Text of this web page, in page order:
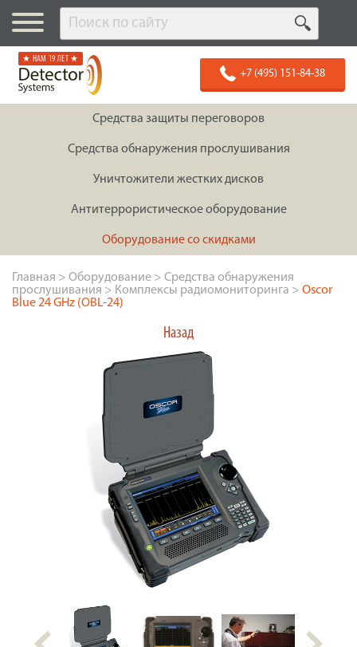
★ НАМ 19 ЛЕТ ★
+7 (495) 151-84-38
Средства защиты переговоров
Средства обнаружения прослушивания
Уничтожители жестких дисков
Антитеррористическое оборудование
Оборудование со скидками
Главная > Оборудование > Средства обнаружения
прослушивания > Комплексы радиомониторинга > Oscor
Blue 24 GHz (OBL-24)
Назад